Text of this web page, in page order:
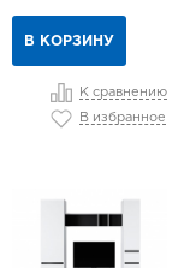
В КОРЗИНУ
К сравнению
В избранное